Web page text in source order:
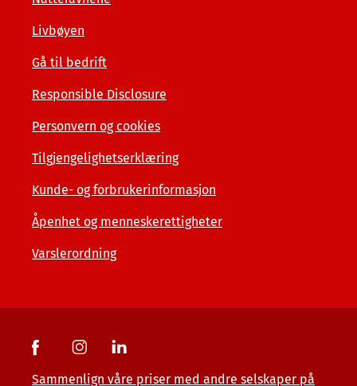
Livbøyen
Gå til bedrift
Responsible Disclosure
Personvern og cookies
Tilgjengelighetserklæring
Kunde- og forbrukerinformasjon
Åpenhet og menneskerettigheter
Varslerordning
Sammenlign våre priser med andre selskaper på